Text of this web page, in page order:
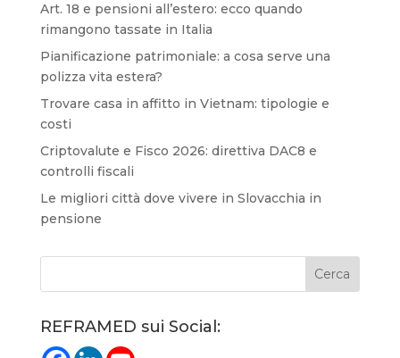
Art. 18 e pensioni all’estero: ecco quando
rimangono tassate in Italia
Pianificazione patrimoniale: a cosa serve una
polizza vita estera?
Trovare casa in affitto in Vietnam: tipologie e
costi
Criptovalute e Fisco 2026: direttiva DAC8 e
controlli fiscali
Le migliori città dove vivere in Slovacchia in
pensione
REFRAMED sui Social: